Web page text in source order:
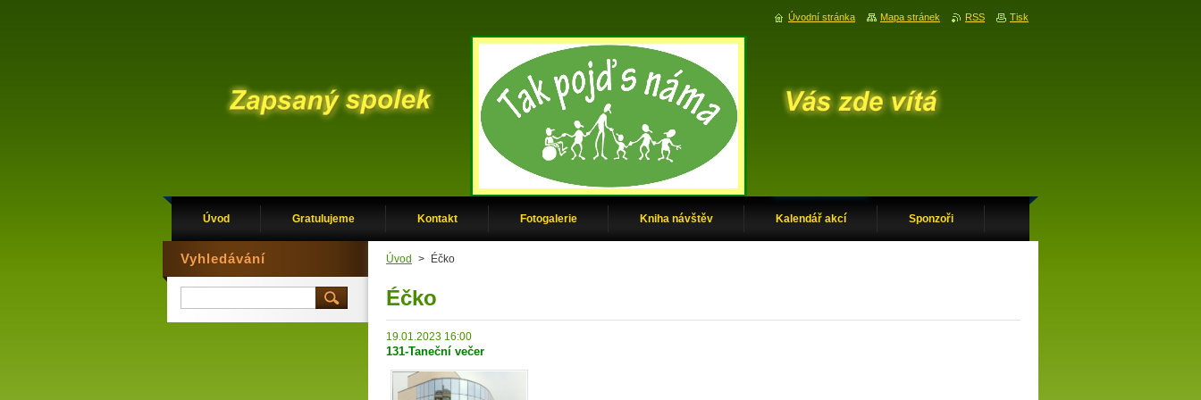
Úvod Gratulujeme Kontakt Fotogalerie Kniha návštěv Kalendář akcí Sponzoři
Úvod > Éčko
Éčko
19.01.2023 16:00
131-Taneční večer
Vyhledávání
Úvodní stránka Mapa stránek RSS Tisk